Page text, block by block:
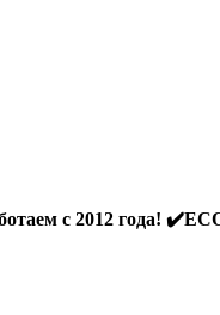
с 2012 года!